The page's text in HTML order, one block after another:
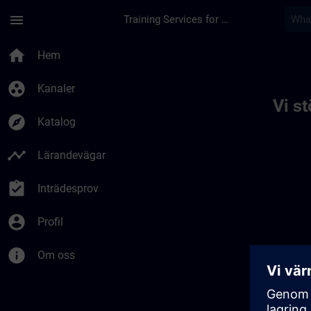
menu Training Services for Digital Industries
home Hem
group_work Kanaler
explore Katalog
timeline Lärandevägar
assignment_turned_in Inträdesprov
account_circle Profil
info Om oss
Vi